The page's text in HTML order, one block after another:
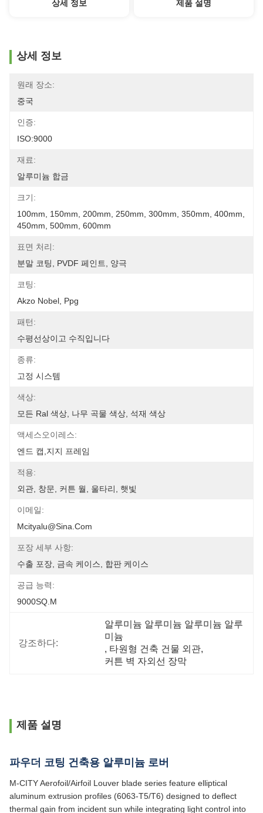
상세 정보 제품 설명
상세 정보
원래 장소:
중국
인증:
ISO:9000
재료:
알루미늄 합금
크기:
100mm, 150mm, 200mm, 250mm, 300mm, 350mm, 400mm,
450mm, 500mm, 600mm
표면 처리:
분말 코팅, PVDF 페인트, 양극
코팅:
Akzo Nobel, Ppg
패턴:
수평선상이고 수직입니다
종류:
고정 시스템
색상:
모든 Ral 색상, 나무 곡물 색상, 석재 색상
액세스오이레스:
엔드 캡,지지 프레임
적용:
외관, 창문, 커튼 월, 울타리, 햇빛
이메일:
Mcityalu@sina.com
포장 세부 사항:
수출 포장, 금속 케이스, 합판 케이스
공급 능력:
9000SQ.M
강조하다:
알루미늄 알루미늄 알루미늄 알루
미늄
, 타원형 건축 건물 외관,
커튼 벽 자외선 장막
제품 설명
파우더 코팅 건축용 알루미늄 로버
M-CITY Aerofoil/Airfoil Louver blade series feature elliptical
aluminum extrusion profiles (6063-T5/T6) designed to deflect
thermal gain from incident sun while integrating light control into